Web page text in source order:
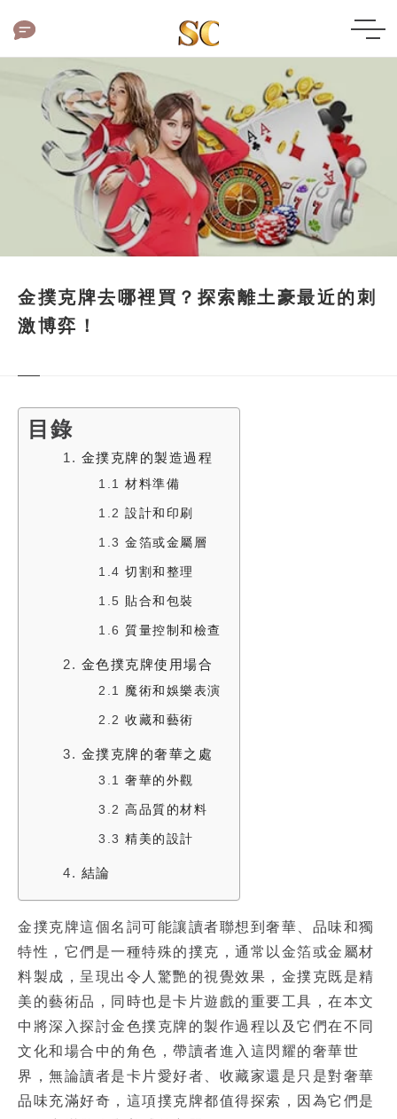
金撲克牌去哪裡買？探索離土豪最近的刺
激博弈！
目錄
1. 金撲克牌的製造過程
1.1 材料準備
1.2 設計和印刷
1.3 金箔或金屬層
1.4 切割和整理
1.5 貼合和包裝
1.6 質量控制和檢查
2. 金色撲克牌使用場合
2.1 魔術和娛樂表演
2.2 收藏和藝術
3. 金撲克牌的奢華之處
3.1 奢華的外觀
3.2 高品質的材料
3.3 精美的設計
4. 結論
金撲克牌這個名詞可能讓讀者聯想到奢華、品味和獨
特性，它們是一種特殊的撲克，通常以金箔或金屬材
料製成，呈現出令人驚艷的視覺效果，金撲克既是精
美的藝術品，同時也是卡片遊戲的重要工具，在本文
中將深入探討金色撲克牌的製作過程以及它們在不同
文化和場合中的角色，帶讀者進入這閃耀的奢華世
界，無論讀者是卡片愛好者、收藏家還是只是對奢華
品味充滿好奇，這項撲克牌都值得探索，因為它們是